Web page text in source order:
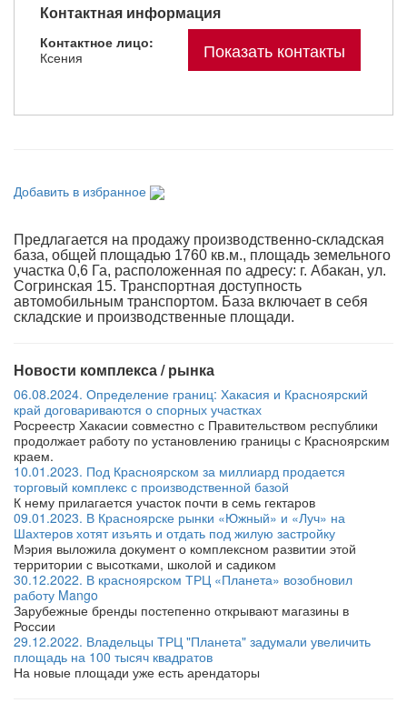
Контактная информация
Контактное лицо:
Ксения
Показать контакты
Добавить в избранное
Предлагается на продажу производственно-складская
база, общей площадью 1760 кв.м., площадь земельного
участка 0,6 Га, расположенная по адресу: г. Абакан, ул.
Согринская 15. Транспортная доступность
автомобильным транспортом. База включает в себя
складские и производственные площади.
Новости комплекса / рынка
06.08.2024. Определение границ: Хакасия и Красноярский
край договариваются о спорных участках
Росреестр Хакасии совместно с Правительством республики
продолжает работу по установлению границы с Красноярским
краем.
10.01.2023. Под Красноярском за миллиард продается
торговый комплекс с производственной базой
К нему прилагается участок почти в семь гектаров
09.01.2023. В Красноярске рынки «Южный» и «Луч» на
Шахтеров хотят изъять и отдать под жилую застройку
Мэрия выложила документ о комплексном развитии этой
территории с высотками, школой и садиком
30.12.2022. В красноярском ТРЦ «Планета» возобновил
работу Mango
Зарубежные бренды постепенно открывают магазины в
России
29.12.2022. Владельцы ТРЦ "Планета" задумали увеличить
площадь на 100 тысяч квадратов
На новые площади уже есть арендаторы